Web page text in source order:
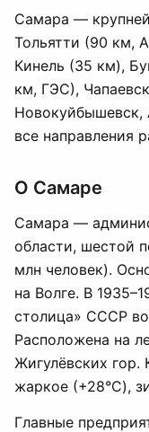
Самара —
Тольятти (90 км,
Кинель (35 км),
км, ГЭС),
Новокуйбышевск,
все направления
О Самаре
Самара —
области, шестой
млн человек).
на Волге. В
столица» СССР
Расположена на
Жигулёвских гор.
жаркое (+28°C),
Главные